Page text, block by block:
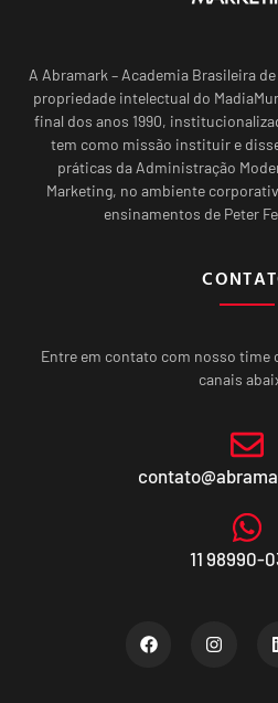
A Abramark – Academia Brasileira
propriedade intelectual do
final dos anos 1990,
tem como missão instituir e
práticas da Administração
Marketing, no ambiente
ensinamentos de Peter
Entre em contato com nosso time
canais
11 98990-